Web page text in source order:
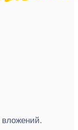
вложений.